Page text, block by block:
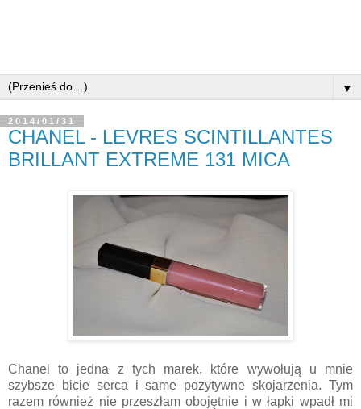
▼
2014/01/31
CHANEL - LEVRES SCINTILLANTES
BRILLANT EXTREME 131 MICA
Chanel to jedna z tych marek, które wywołują u mnie
szybsze bicie serca i same pozytywne skojarzenia. Tym
razem również nie przeszłam obojętnie i w łapki wpadł mi